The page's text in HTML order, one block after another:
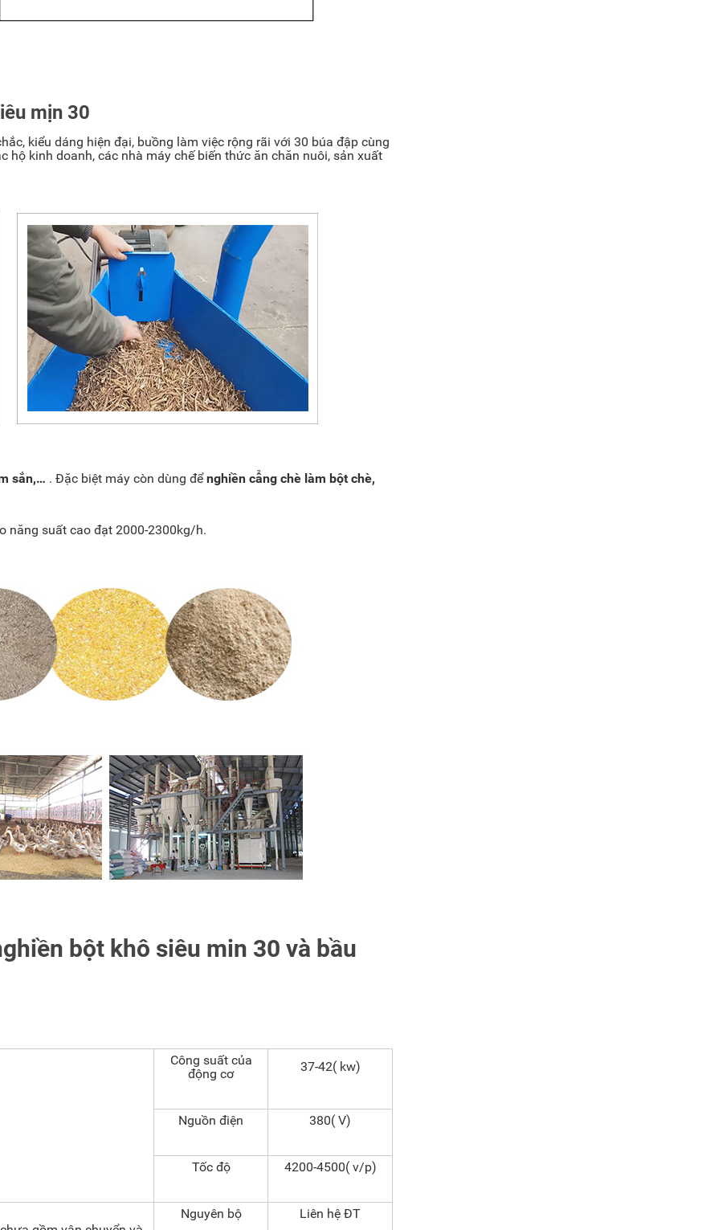
mịn 30
kiểu dáng hiện đại, buồng làm việc rộng rãi với 30 búa đập cùng
hộ kinh doanh, các nhà máy chế biến thức ăn chăn nuôi, sản xuất
sắn,… . Đặc biệt máy còn dùng đểnghiền cẫng chè làm bột chè,
năng suất cao đạt 2000-2300kg/h.
bột khô siêu min 30 và bầu
Công suất của
động cơ
37-42( kw)
Nguồn điện 380( V)
Tốc độ 4200-4500( v/p)
Nguyên bộ Liên hệ ĐT